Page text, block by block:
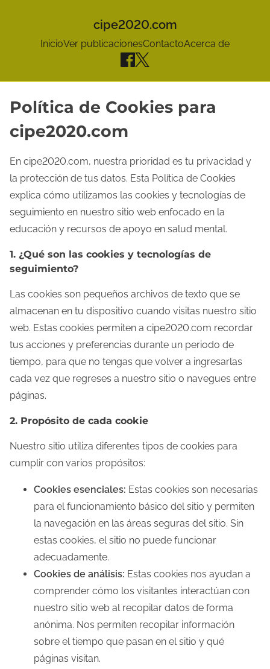
cipe2020.com
InicioVer publicacionesContactoAcerca de
Política de Cookies para
cipe2020.com
En cipe2020.com, nuestra prioridad es tu privacidad y
la protección de tus datos. Esta Política de Cookies
explica cómo utilizamos las cookies y tecnologías de
seguimiento en nuestro sitio web enfocado en la
educación y recursos de apoyo en salud mental.
1. ¿Qué son las cookies y tecnologías de
seguimiento?
Las cookies son pequeños archivos de texto que se
almacenan en tu dispositivo cuando visitas nuestro sitio
web. Estas cookies permiten a cipe2020.com recordar
tus acciones y preferencias durante un periodo de
tiempo, para que no tengas que volver a ingresarlas
cada vez que regreses a nuestro sitio o navegues entre
páginas.
2. Propósito de cada cookie
Nuestro sitio utiliza diferentes tipos de cookies para
cumplir con varios propósitos:
Cookies esenciales: Estas cookies son necesarias
para el funcionamiento básico del sitio y permiten
la navegación en las áreas seguras del sitio. Sin
estas cookies, el sitio no puede funcionar
adecuadamente.
Cookies de análisis: Estas cookies nos ayudan a
comprender cómo los visitantes interactúan con
nuestro sitio web al recopilar datos de forma
anónima. Nos permiten recopilar información
sobre el tiempo que pasan en el sitio y qué
páginas visitan.